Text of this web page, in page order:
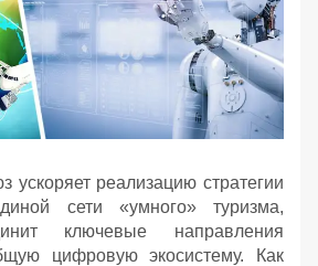
ускоряет реализацию стратегии
сети «умного» туризма,
ключевые направления
цифровую экосистему. Как